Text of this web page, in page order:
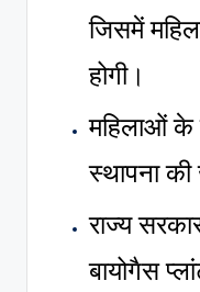
जिसमें
होगी।
महिलाओं के
स्थापना की
राज्य
बायोगैस